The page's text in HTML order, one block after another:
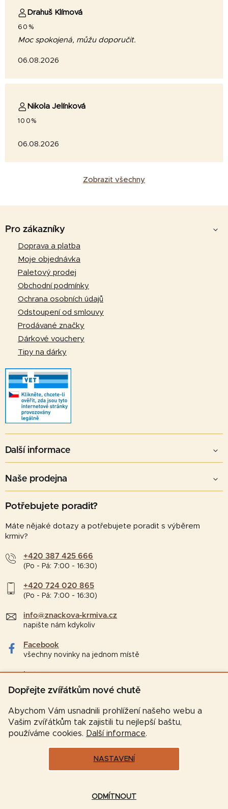
Dopřejte zvířátkům nové chutě
Abychom Vám usnadnili prohlížení našeho webu a
Vašim zvířátkům tak zajistili tu nejlepší baštu,
používáme cookies. Další informace.
NASTAVENÍ
ODMÍTNOUT
Drahuš Klímová
60%
Moc spokojená, můžu doporučit.
06.08.2026
Nikola Jelínková
100%
06.08.2026
Zobrazit všechny
Pro zákazníky
Doprava a platba
Moje objednávka
Paletový prodej
Obchodní podmínky
Ochrana osobních údajů
Odstoupení od smlouvy
Prodávané značky
Dárkové vouchery
Tipy na dárky
Další informace
Naše prodejna
Potřebujete poradit?
Máte nějaké dotazy a potřebujete poradit s výběrem
krmiv?
+420 387 425 666
(Po - Pá: 7:00 - 16:30)
+420 724 020 865
(Po - Pá: 7:00 - 16:30)
info@znackova-krmiva.cz
napište nám kdykoliv
Facebook
všechny novinky na jednom místě
Instagram
tipy a zajímavosti pro chovatele
Vytvořil Shoptet